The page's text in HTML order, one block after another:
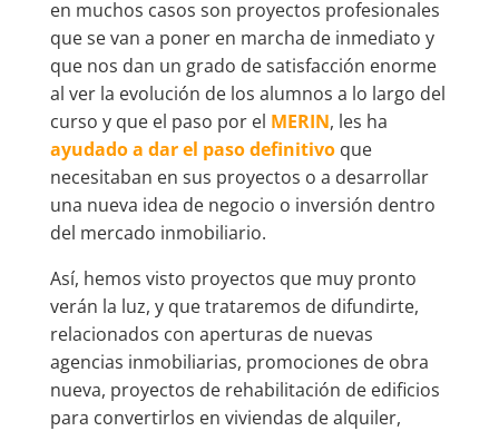
en muchos casos son proyectos profesionales
que se van a poner en marcha de inmediato y
que nos dan un grado de satisfacción enorme
al ver la evolución de los alumnos a lo largo del
curso y que el paso por el MERIN, les ha
ayudado a dar el paso definitivoque
necesitaban en sus proyectos o a desarrollar
una nueva idea de negocio o inversión dentro
del mercado inmobiliario.
Así, hemos visto proyectos que muy pronto
verán la luz, y que trataremos de difundirte,
relacionados con aperturas de nuevas
agencias inmobiliarias, promociones de obra
nueva, proyectos de rehabilitación de edificios
para convertirlos en viviendas de alquiler,